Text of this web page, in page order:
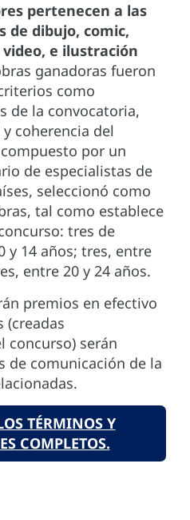
pertenecen a las
de dibujo, comic,
e ilustración
ganadoras fueron
como
de la convocatoria,
coherencia del
por un
de especialistas de
seleccionó como
tal como establece
tres de
y 14 años; tres, entre
entre 20 y 24 años.
premios en efectivo
(creadas
concurso) serán
de comunicación de la
TÉRMINOS Y
COMPLETOS.